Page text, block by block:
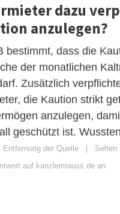
dazu
anzulegen?
bestimmt, dass die
der monatlichen
Zusätzlich
die Kaution strikt
anzulegen,
geschützt ist.
Entfernung der Quelle
Sehen
auf kanzleimauss.de an